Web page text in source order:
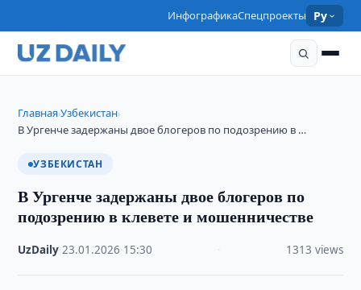
ИнфографикаСпецпроекты Ру
Главная›Узбекистан›
В Ургенче задержаны двое блогеров по подозрению в …
УЗБЕКИСТАН
В Ургенче задержаны двое блогеров по
подозрению в клевете и мошенничестве
UzDaily ·23.01.2026 15:30 1313 views